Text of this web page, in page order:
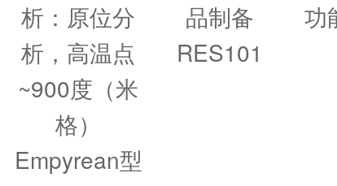
析：原位分
析，高温点
~900度（米
格）
Empyrean型
品制备
RES101
功